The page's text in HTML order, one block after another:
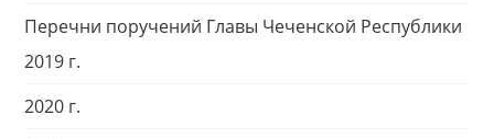
Перечни поручений Главы Чеченской Республики
2019 г.
2020 г.